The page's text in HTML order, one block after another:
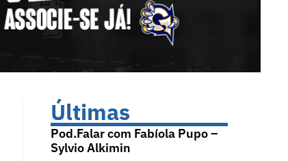
Últimas
Pod.Falar com Fabíola Pupo –
Sylvio Alkimin